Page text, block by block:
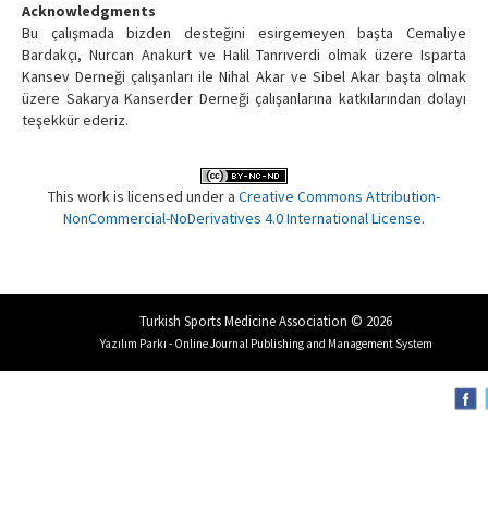
Acknowledgments
Bu çalışmada bizden desteğini esirgemeyen başta Cemaliye
Bardakçı, Nurcan Anakurt ve Halil Tanrıverdi olmak üzere Isparta
Kansev Derneği çalışanları ile Nihal Akar ve Sibel Akar başta olmak
üzere Sakarya Kanserder Derneği çalışanlarına katkılarından dolayı
teşekkür ederiz.
This work is licensed under a Creative Commons Attribution-
NonCommercial-NoDerivatives 4.0 International License.
Turkish Sports Medicine Association © 2026
Yazılım Parkı - Online Journal Publishing and Management System